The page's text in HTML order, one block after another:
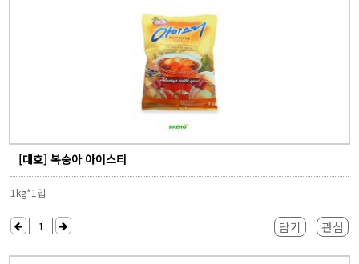
[대호] 복숭아 아이스티
1kg*1입
담기 관심